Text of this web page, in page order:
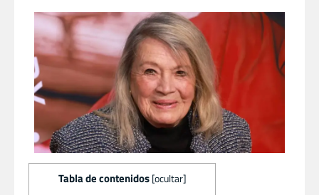
Tabla de contenidos [ocultar]